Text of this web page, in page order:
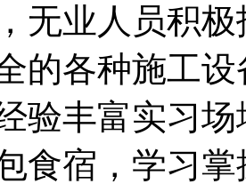
无业人员积
的各种施工
验丰富实习
食宿，学习